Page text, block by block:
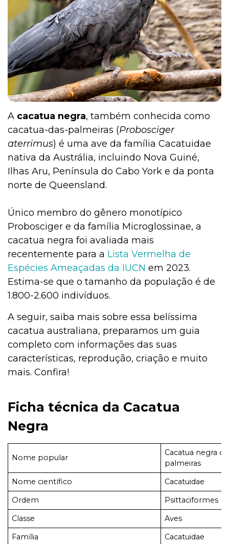
Pesquisas e Curiosidades Cobasi
Peixes
Higiene
Gato
A cacatua negra, também conhecida como
cacatua-das-palmeiras (Probosciger
aterrimus) é uma ave da família Cacatuidae
nativa da Austrália, incluindo Nova Guiné,
Ilhas Aru, Península do Cabo York e da ponta
norte de Queensland.
Único membro do gênero monotípico
Probosciger e da família Microglossinae, a
cacatua negra foi avaliada mais
recentemente para a Lista Vermelha de
Espécies Ameaçadas da IUCN em 2023.
Estima-se que o tamanho da população é de
1.800-2.600 indivíduos.
A seguir, saiba mais sobre essa belíssima
cacatua australiana, preparamos um guia
completo com informações das suas
características, reprodução, criação e muito
mais. Confira!
Ficha técnica da Cacatua
Negra
Nome popular
Cacatua negra
palmeiras
Nome científico
Cacatuidae
Ordem
Psittaciformes
Classe
Aves
Família
Cacatuidae